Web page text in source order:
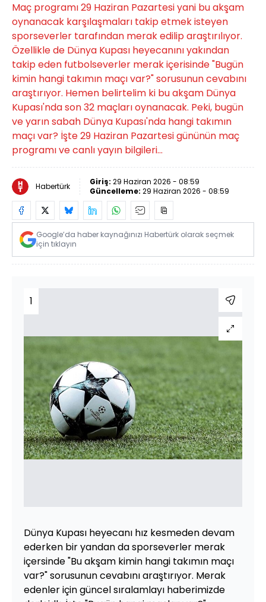
Maç programı 29 Haziran Pazartesi yani bu akşam
oynanacak karşılaşmaları takip etmek isteyen
sporseverler tarafından merak edilip araştırılıyor.
Özellikle de Dünya Kupası heyecanını yakından
takip eden futbolseverler merak içerisinde "Bugün
kimin hangi takımın maçı var?" sorusunun cevabını
araştırıyor. Hemen belirtelim ki bu akşam Dünya
Kupası'nda son 32 maçları oynanacak. Peki, bugün
ve yarın sabah Dünya Kupası'nda hangi takımın
maçı var? İşte 29 Haziran Pazartesi gününün maç
programı ve canlı yayın bilgileri...
Habertürk Giriş: 29 Haziran 2026 - 08:59
Güncelleme: 29 Haziran 2026 - 08:59
Google’da haber kaynağınızı Habertürk olarak seçmek
için tıklayın
1
Dünya Kupası heyecanı hız kesmeden devam
ederken bir yandan da sporseverler merak
içersinde "Bu akşam kimin hangi takımın maçı
var?" sorusunun cevabını araştırıyor. Merak
edenler için güncel sıralamlayı haberimizde